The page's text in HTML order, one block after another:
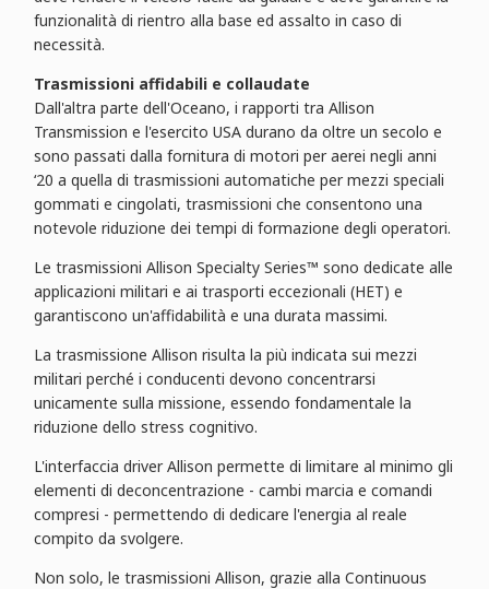
funzionalità di rientro alla base ed assalto in caso di
necessità.
Trasmissioni affidabili e collaudate
Dall'altra parte dell'Oceano, i rapporti tra Allison
Transmission e l'esercito USA durano da oltre un secolo e
sono passati dalla fornitura di motori per aerei negli anni
‘20 a quella di trasmissioni automatiche per mezzi speciali
gommati e cingolati, trasmissioni che consentono una
notevole riduzione dei tempi di formazione degli operatori.
Le trasmissioni Allison Specialty Series™ sono dedicate alle
applicazioni militari e ai trasporti eccezionali (HET) e
garantiscono un'affidabilità e una durata massimi.
La trasmissione Allison risulta la più indicata sui mezzi
militari perché i conducenti devono concentrarsi
unicamente sulla missione, essendo fondamentale la
riduzione dello stress cognitivo.
L'interfaccia driver Allison permette di limitare al minimo gli
elementi di deconcentrazione - cambi marcia e comandi
compresi - permettendo di dedicare l'energia al reale
compito da svolgere.
Non solo, le trasmissioni Allison, grazie alla Continuous